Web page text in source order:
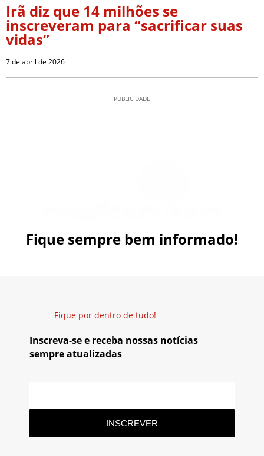
Irã diz que 14 milhões se
inscreveram para “sacrificar suas
vidas”
7 de abril de 2026
PUBLICIDADE
Fique sempre bem informado!
Fique por dentro de tudo!
Inscreva-se e receba nossas notícias
sempre atualizadas
INSCREVER